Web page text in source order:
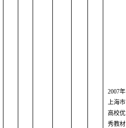
2007年
上海市
高校优
秀教材